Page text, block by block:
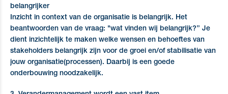
belangrijker
Inzicht in context van de organisatie is belangrijk. Het
beantwoorden van de vraag: "wat vinden wij belangrijk?’’ Je
dient inzichtelijk te maken welke wensen en behoeftes van
stakeholders belangrijk zijn voor de groei en/of stabilisatie van
jouw organisatie(processen). Daarbij is een goede
onderbouwing noodzakelijk.